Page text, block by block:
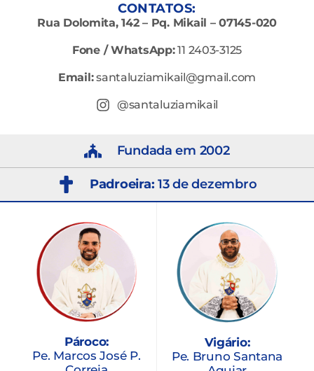
CONTATOS:
Rua Dolomita, 142 – Pq. Mikail – 07145-020
Fone / WhatsApp:11 2403-3125
Email:santaluziamikail@gmail.com
@santaluziamikail
Fundada em 2002
Padroeira: 13 de dezembro
Pároco:
Pe. Marcos José P.
Vigário:
Pe. Bruno Santana